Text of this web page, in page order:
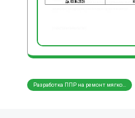
Разработка ППР на ремонт мягко...
ППР на сборку и устройство шты...